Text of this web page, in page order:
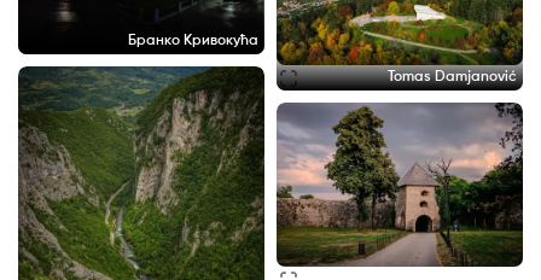
Бранко Кривокућа
Tomas Damjanović